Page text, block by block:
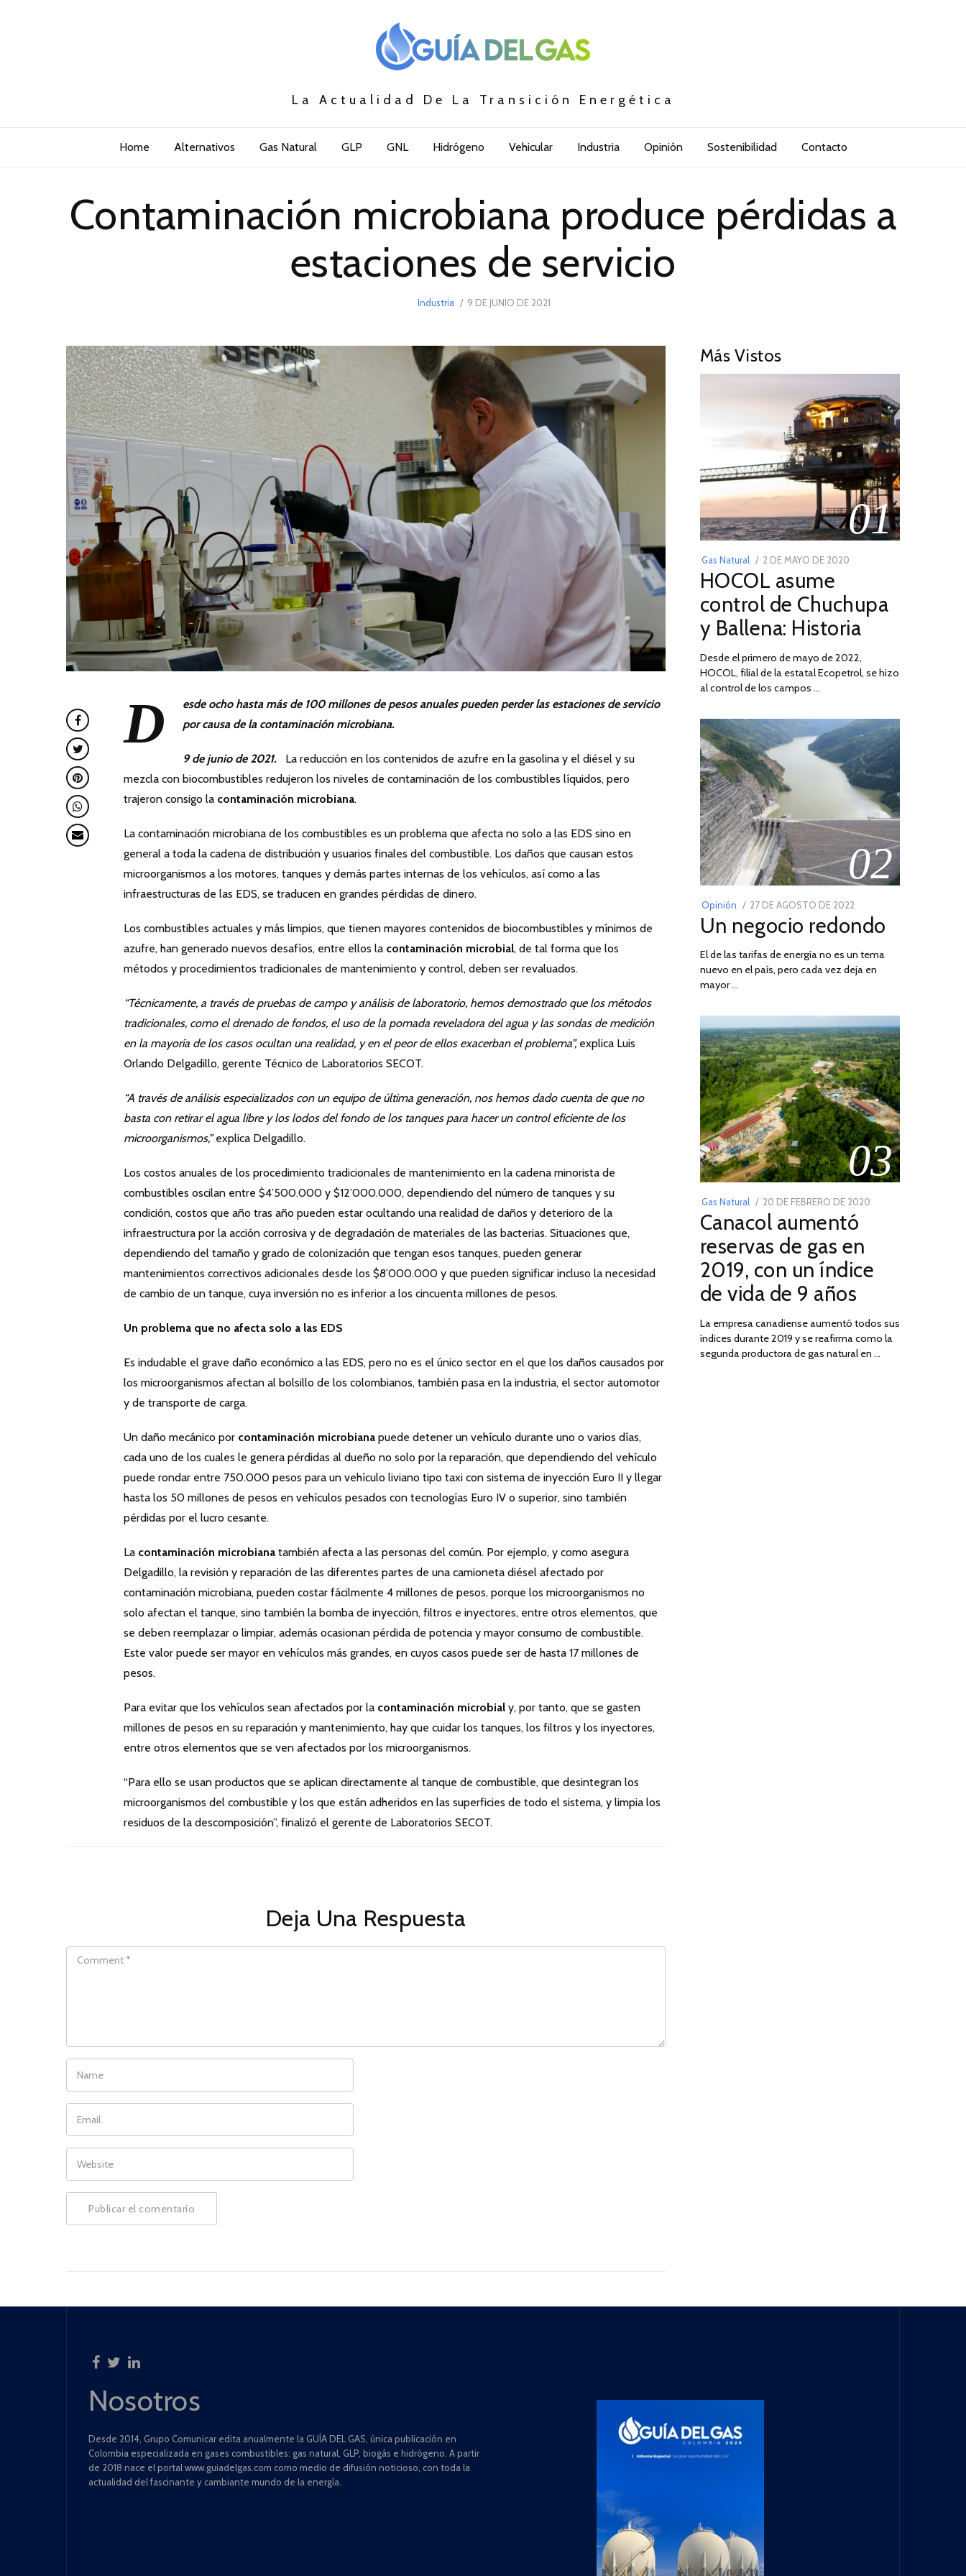
La Actualidad De La Transición Energética
Home Alternativos Gas Natural GLP GNL Hidrógeno Vehicular Industria Opinión Sostenibilidad Contacto
Contaminación microbiana produce pérdidas a
estaciones de servicio
Industria
POSTED
9 DE JUNIO DE 2021
DE
D
esde ocho hasta más de 100 millones de pesos anuales pueden perder las estaciones de servicio
por causa de la contaminación microbiana.
9 de junio de 2021. La reducción en los contenidos de azufre en la gasolina y el diésel y su
mezcla con biocombustibles redujeron los niveles de contaminación de los combustibles líquidos, pero
trajeron consigo la contaminación microbiana.
La contaminación microbiana de los combustibles es un problema que afecta no solo a las EDS sino en
general a toda la cadena de distribución y usuarios finales del combustible. Los daños que causan estos
microorganismos a los motores, tanques y demás partes internas de los vehículos, así como a las
infraestructuras de las EDS, se traducen en grandes pérdidas de dinero.
Los combustibles actuales y más limpios, que tienen mayores contenidos de biocombustibles y mínimos de
azufre, han generado nuevos desafíos, entre ellos la contaminación microbial, de tal forma que los
métodos y procedimientos tradicionales de mantenimiento y control, deben ser revaluados.
“Técnicamente, a través de pruebas de campo y análisis de laboratorio, hemos demostrado que los métodos
tradicionales, como el drenado de fondos, el uso de la pomada reveladora del agua y las sondas de medición
en la mayoría de los casos ocultan una realidad, y en el peor de ellos exacerban el problema”, explica Luis
Orlando Delgadillo, gerente Técnico de Laboratorios SECOT.
“A través de análisis especializados con un equipo de última generación, nos hemos dado cuenta de que no
basta con retirar el agua libre y los lodos del fondo de los tanques para hacer un control eficiente de los
microorganismos,”explica Delgadillo.
Los costos anuales de los procedimiento tradicionales de mantenimiento en la cadena minorista de
combustibles oscilan entre $4’500.000 y $12’000.000, dependiendo del número de tanques y su
condición, costos que año tras año pueden estar ocultando una realidad de daños y deterioro de la
infraestructura por la acción corrosiva y de degradación de materiales de las bacterias. Situaciones que,
dependiendo del tamaño y grado de colonización que tengan esos tanques, pueden generar
mantenimientos correctivos adicionales desde los $8’000.000 y que pueden significar incluso la necesidad
de cambio de un tanque, cuya inversión no es inferior a los cincuenta millones de pesos.
Un problema que no afecta solo a las EDS
Es indudable el grave daño económico a las EDS, pero no es el único sector en el que los daños causados por
los microorganismos afectan al bolsillo de los colombianos, también pasa en la industria, el sector automotor
y de transporte de carga.
Un daño mecánico por contaminación microbiana puede detener un vehículo durante uno o varios días,
cada uno de los cuales le genera pérdidas al dueño no solo por la reparación, que dependiendo del vehículo
puede rondar entre 750.000 pesos para un vehículo liviano tipo taxi con sistema de inyección Euro II y llegar
hasta los 50 millones de pesos en vehículos pesados con tecnologías Euro IV o superior, sino también
pérdidas por el lucro cesante.
La contaminación microbiana también afecta a las personas del común. Por ejemplo, y como asegura
Delgadillo, la revisión y reparación de las diferentes partes de una camioneta diésel afectado por
contaminación microbiana, pueden costar fácilmente 4 millones de pesos, porque los microorganismos no
solo afectan el tanque, sino también la bomba de inyección, filtros e inyectores, entre otros elementos, que
se deben reemplazar o limpiar, además ocasionan pérdida de potencia y mayor consumo de combustible.
Este valor puede ser mayor en vehículos más grandes, en cuyos casos puede ser de hasta 17 millones de
pesos.
Para evitar que los vehículos sean afectados por la contaminación microbial y, por tanto, que se gasten
millones de pesos en su reparación y mantenimiento, hay que cuidar los tanques, los filtros y los inyectores,
entre otros elementos que se ven afectados por los microorganismos.
“Para ello se usan productos que se aplican directamente al tanque de combustible, que desintegran los
microorganismos del combustible y los que están adheridos en las superficies de todo el sistema, y limpia los
residuos de la descomposición”, finalizó el gerente de Laboratorios SECOT.
Deja Una Respuesta
Más Vistos
01
Gas Natural
POSTED
ON
2 DE MAYO DE 2020
DE
2026
HOCOL asume
control de Chuchupa
y Ballena: Historia
Desde el primero de mayo de 2022,
HOCOL, filial de la estatal Ecopetrol, se hizo
al control de los campos …
02
Opinión
POSTED
ON
27 DE AGOSTO DE 2022
DE
DE
2022
Un negocio redondo
El de las tarifas de energía no es un tema
nuevo en el país, pero cada vez deja en
mayor …
03
Gas Natural
POSTED
ON
20 DE FEBRERO DE 2020
2025
Canacol aumentó
reservas de gas en
2019, con un índice
de vida de 9 años
La empresa canadiense aumentó todos sus
índices durante 2019 y se reafirma como la
segunda productora de gas natural en …
Nosotros
Desde 2014, Grupo Comunicar edita anualmente la GUÍA DEL GAS, única publicación en
Colombia especializada en gases combustibles: gas natural, GLP, biogás e hidrógeno. A partir
de 2018 nace el portal www.guiadelgas.com como medio de difusión noticioso, con toda la
actualidad del fascinante y cambiante mundo de la energía.